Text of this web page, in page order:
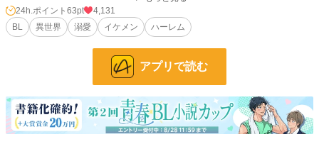
お待ちくださると幸いです。
2023.04.15
閲覧、栞、お気に入りありがとうございます。
更新頻度が遅く、申し訳ないです。
今月中には完結できたらと思っています。
2023.04.17
完結しました。
24h.ポイント 63pt
4,131
BL
異世界 溺愛 イケメン ハーレム
アプリで読む